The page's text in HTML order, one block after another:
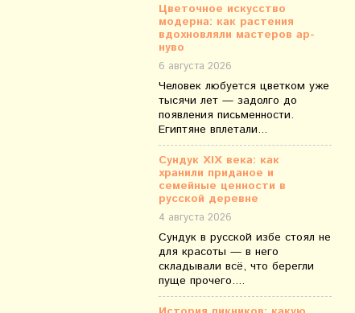
Цветочное искусство
модерна: как растения
вдохновляли мастеров ар-
нуво
6 августа 2026
Человек любуется цветком уже
тысячи лет — задолго до
появления письменности.
Египтяне вплетали...
Сундук XIX века: как
хранили приданое и
семейные ценности в
русской деревне
4 августа 2026
Сундук в русской избе стоял не
для красоты — в него
складывали всё, что берегли
пуще прочего....